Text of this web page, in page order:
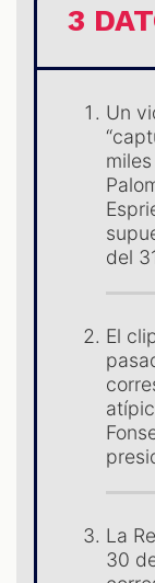
3
Un
del
El
La
30